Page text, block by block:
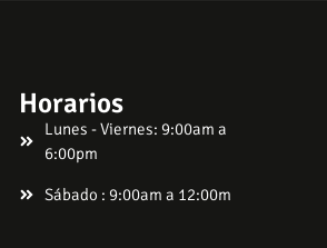
Horarios
Lunes - Viernes: 9:00am a
6:00pm
Sábado : 9:00am a 12:00m